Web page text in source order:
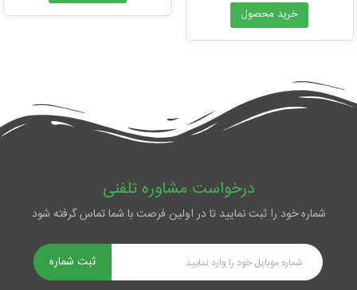
خرید محصول
درخواست مشاوره تلفنی
شماره خود را ثبت نمایید تا در اولین فرصت با شما تماس گرفته شود
ثبت شماره